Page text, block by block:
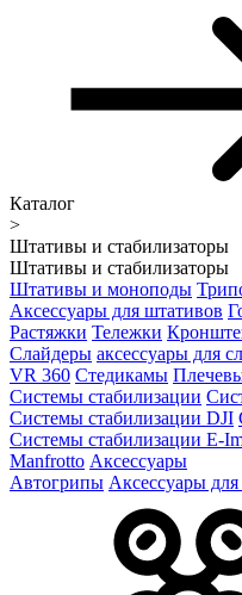
Каталог
>
Штативы и стабилизаторы
Штативы и стабилизаторы
Штативы и моноподы
Аксессуары для штативов
Растяжки Тележки
Слайдеры аксессуары для
VR 360 Стедикамы
Системы стабилизации
Системы стабилизации DJI
Системы стабилизации E-
Manfrotto Аксессуары
Автогрипы Аксессуары для